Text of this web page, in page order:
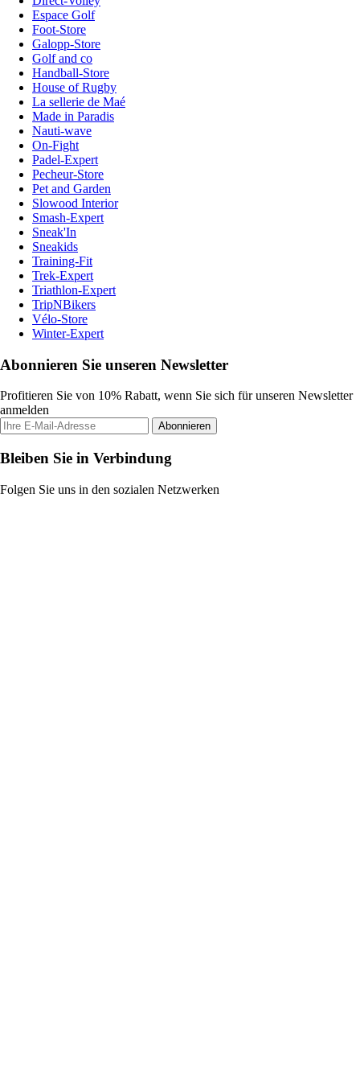
Espace Golf
Foot-Store
Galopp-Store
Golf and co
Handball-Store
House of Rugby
La sellerie de Maé
Made in Paradis
Nauti-wave
On-Fight
Padel-Expert
Pecheur-Store
Pet and Garden
Slowood Interior
Smash-Expert
Sneak'In
Sneakids
Training-Fit
Trek-Expert
Triathlon-Expert
TripNBikers
Vélo-Store
Winter-Expert
Abonnieren Sie unseren Newsletter
Profitieren Sie von 10% Rabatt, wenn Sie sich für unseren Newsletter
anmelden
Abonnieren
Bleiben Sie in Verbindung
Folgen Sie uns in den sozialen Netzwerken